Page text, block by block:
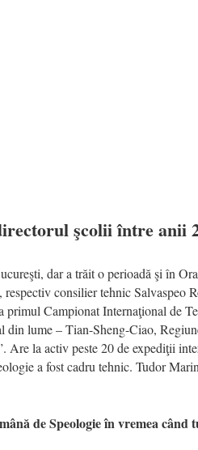
şcolii între anii
dar a trăit o perioadă şi în
respectiv consilier tehnic Salvaspeo
primul Campionat Internaţional de
din lume – Tian-Sheng-Ciao,
Are la activ peste 20 de expediţii
a fost cadru tehnic. Tudor
de Speologie în vremea când